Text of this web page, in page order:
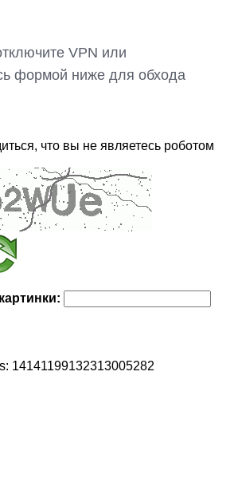
VPN или
формой ниже для обхода
что вы не являетесь роботом
14141199132313005282